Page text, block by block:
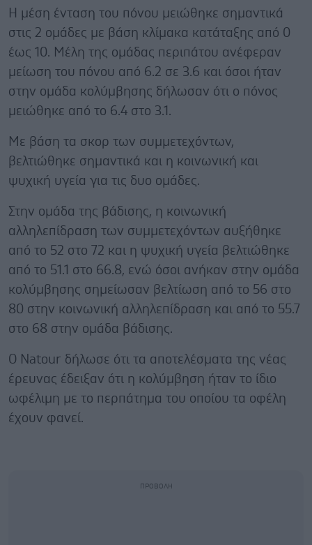
Η μέση ένταση του πόνου μειώθηκε σημαντικά
στις 2 ομάδες με βάση κλίμακα κατάταξης από 0
έως 10. Μέλη της ομάδας περιπάτου ανέφεραν
μείωση του πόνου από 6.2 σε 3.6 και όσοι ήταν
στην ομάδα κολύμβησης δήλωσαν ότι ο πόνος
μειώθηκε από το 6.4 στο 3.1.
Με βάση τα σκορ των συμμετεχόντων,
βελτιώθηκε σημαντικά και η κοινωνική και
ψυχική υγεία για τις δυο ομάδες.
Στην ομάδα της βάδισης, η κοινωνική
αλληλεπίδραση των συμμετεχόντων αυξήθηκε
από το 52 στο 72 και η ψυχική υγεία βελτιώθηκε
από το 51.1 στο 66.8, ενώ όσοι ανήκαν στην ομάδα
κολύμβησης σημείωσαν βελτίωση από το 56 στο
80 στην κοινωνική αλληλεπίδραση και από το 55.7
στο 68 στην ομάδα βάδισης.
Ο Natour δήλωσε ότι τα αποτελέσματα της νέας
έρευνας έδειξαν ότι η κολύμβηση ήταν το ίδιο
ωφέλιμη με το περπάτημα του οποίου τα οφέλη
έχουν φανεί.